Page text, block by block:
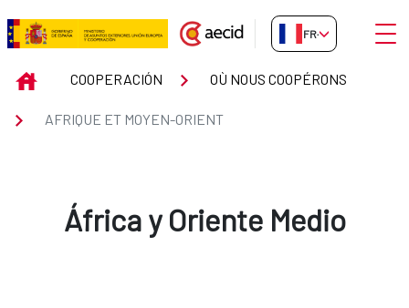
Saut au contenu principal
AFRIQUE ET MOYEN-ORIENT
FR-FR
INICIOCOOPERACIÓN OÙ NOUS COOPÉRONS
AFRIQUE ET MOYEN-ORIENT
África y Oriente Medio